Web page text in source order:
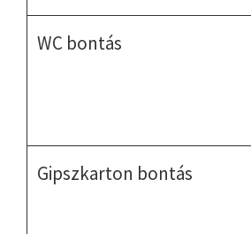
WC bontás
Gipszkarton bontás